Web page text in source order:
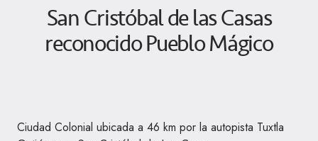
San Cristóbal de las Casas
reconocido Pueblo Mágico
Ciudad Colonial ubicada a 46 km por la autopista Tuxtla